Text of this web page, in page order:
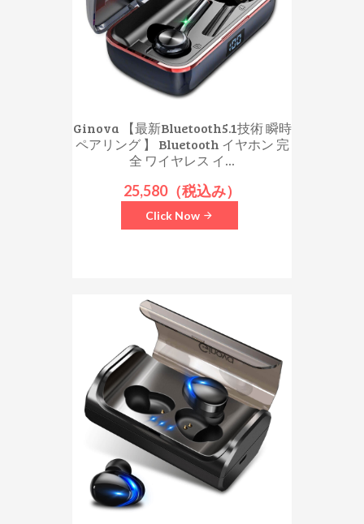
Ginova 【最新Bluetooth5.1技術 瞬時
ペアリング 】 Bluetooth イヤホン 完
全 ワイヤレス イ...
25,580（税込み）
Click Now